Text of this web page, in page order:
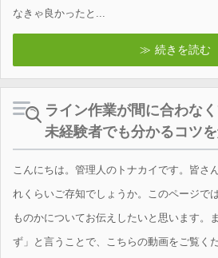
なきゃ良かったと...
続きを読む
ライン作業が間に合わな
未経験者でも分かるコツを
こんにちは。管理人のトナカイです。皆さ
れくらいご存知でしょうか。このページで
ものかについてお伝えしたいと思います。
ず」と言うことで、こちらの動画をご覧く